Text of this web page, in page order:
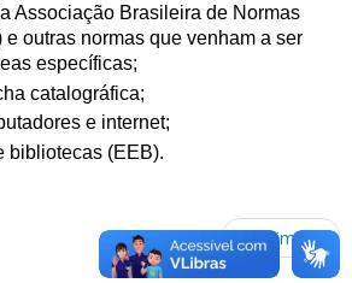
Associação Brasileira de Normas
outras normas que venham a ser
específicas;
catalográfica;
e internet;
bibliotecas (EEB).
Próximo